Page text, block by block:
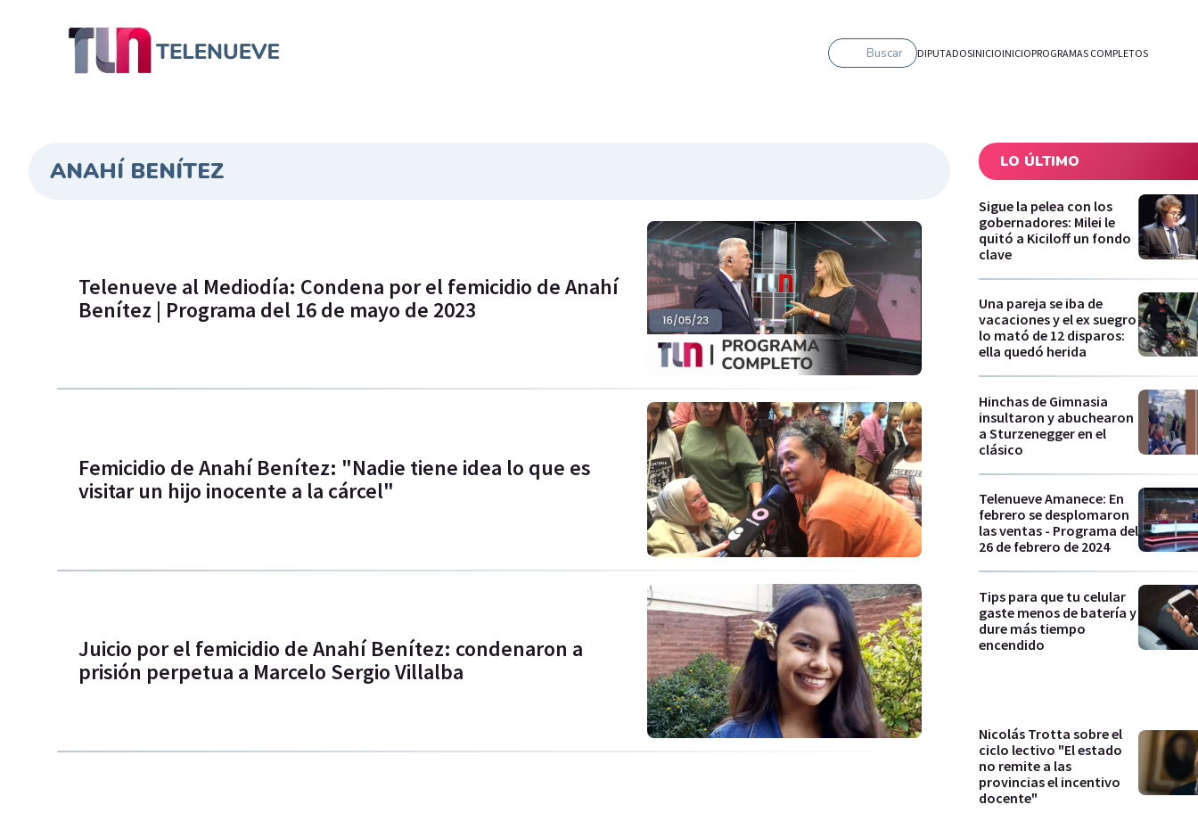
Buscar DIPUTADOSINICIOINICIOPROGRAMAS COMPLETOS
ANAHÍ BENÍTEZ
Telenueve al Mediodía: Condena por el femicidio de Anahí
Benítez | Programa del 16 de mayo de 2023
Femicidio de Anahí Benítez: "Nadie tiene idea lo que es
visitar un hijo inocente a la cárcel"
Juicio por el femicidio de Anahí Benítez: condenaron a
prisión perpetua a Marcelo Sergio Villalba
LO ÚLTIMO
Sigue la pelea con los
gobernadores: Milei le
quitó a Kiciloff un fondo
clave
Una pareja se iba de
vacaciones y el ex suegro
lo mató de 12 disparos:
ella quedó herida
Hinchas de Gimnasia
insultaron y abuchearon
a Sturzenegger en el
clásico
Telenueve Amanece: En
febrero se desplomaron
las ventas - Programa del
26 de febrero de 2024
Tips para que tu celular
gaste menos de batería y
dure más tiempo
encendido
Nicolás Trotta sobre el
ciclo lectivo "El estado
no remite a las
provincias el incentivo
docente"